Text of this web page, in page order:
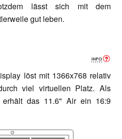
lässt sich mit dem
gut leben.
löst mit 1366x768 relativ
viel virtuellen Platz. Als
erhält das 11.6" Air ein 16:9